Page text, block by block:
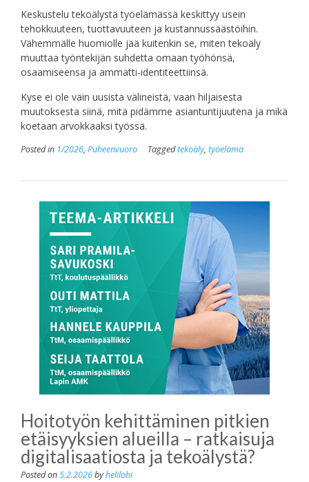
Keskustelu tekoälystä työelämässä keskittyy usein
tehokkuuteen, tuottavuuteen ja kustannussäästöihin.
Vähemmälle huomiolle jää kuitenkin se, miten tekoäly
muuttaa työntekijän suhdetta omaan työhönsä,
osaamiseensa ja ammatti-identiteettiinsä.
Kyse ei ole vain uusista välineistä, vaan hiljaisesta
muutoksesta siinä, mitä pidämme asiantuntijuutena ja mikä
koetaan arvokkaaksi työssä.
Posted in 1/2026, Puheenvuoro Taggedtekoäly, työelämä
Hoitotyön kehittäminen pitkien
etäisyyksien alueilla – ratkaisuja
digitalisaatiosta ja tekoälystä?
Posted on5.2.2026byhelilohi